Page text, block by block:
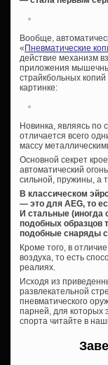
Вообще,
«Пневматические
действие механизм
приложения
страйкбольных
картинке:
Новинка, являясь по
отличается всего
массу
Основной секрет
автоматический
сильной, пружины, а
В классическом
— это для AEG, то
И стальные (иногда
подобных образцов
подобные снаряды
Кроме того, в
воздуха, то есть
реалиях.
Исходя из
развлекательной
пневматического
парней, для которых
спорта читайте в